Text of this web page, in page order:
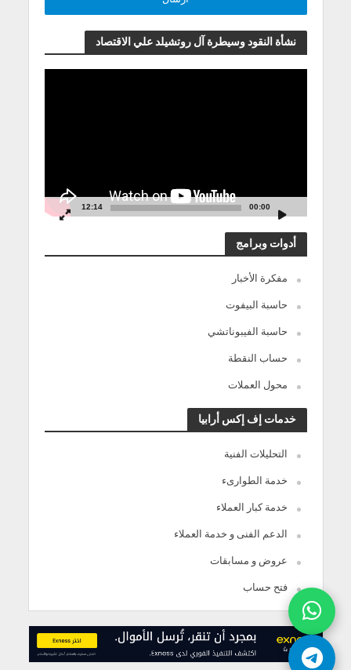
نشأة النقود وسيطرة آل روتشيلد علي الاقتصاد
00:00
12:14
أدوات وبرامج
مفكرة الأخبار
حاسبة البيفوت
حاسبة الفيبوناتشي
حساب النقطة
محول العملات
خدمات إف إكس أرابيا
التحليلات الفنية
خدمة الطوارىء
خدمة كبار العملاء
الدعم الفنى و خدمة العملاء
عروض و مسابقات
فتح حساب